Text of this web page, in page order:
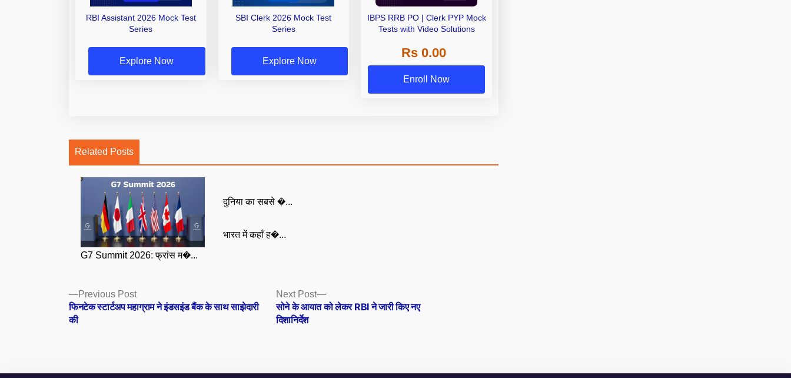
RBI Assistant 2026 Mock Test
Series
Explore Now
SBI Clerk 2026 Mock Test
Series
Explore Now
IBPS RRB PO | Clerk PYP Mock
Tests with Video Solutions
Rs 0.00
Enroll Now
Related Posts
G7 Summit 2026: फ्रांस म�...
दुनिया का सबसे �...
भारत में कहाँ ह�...
Posts
navigation
Previous PostPrevious
post:
फिनटेक स्टार्टअप महाग्राम ने इंडसइंड बैंक के साथ साझेदारी
की
Next Post
Next
post:
सोने के आयात को लेकर RBI ने जारी किए नए
दिशानिर्देश